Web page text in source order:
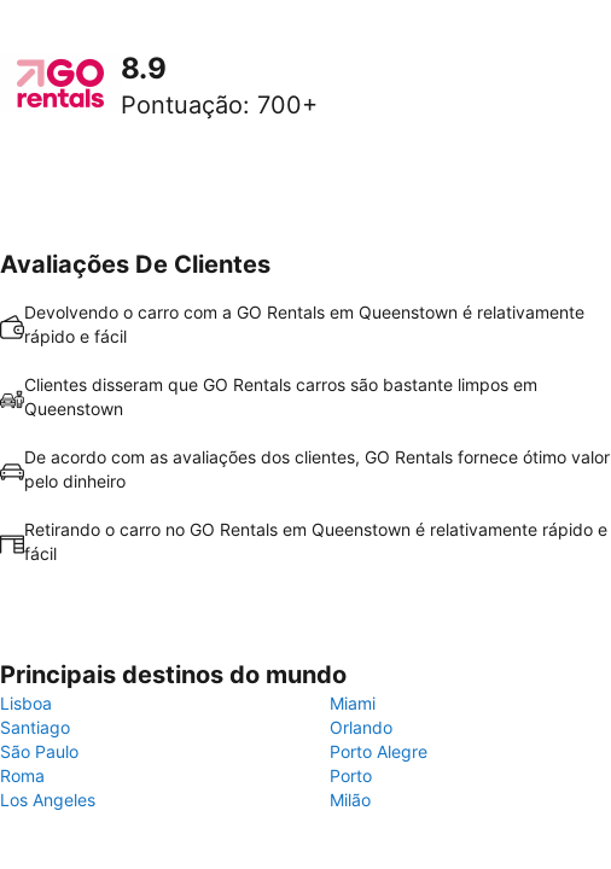
8.9
Pontuação: 700+
Avaliações De Clientes
Devolvendo o carro com a GO Rentals em Queenstown é relativamente
rápido e fácil
Clientes disseram que GO Rentals carros são bastante limpos em
Queenstown
De acordo com as avaliações dos clientes, GO Rentals fornece ótimo valor
pelo dinheiro
Retirando o carro no GO Rentals em Queenstown é relativamente rápido e
fácil
Principais destinos do mundo
Lisboa
Miami
Santiago
Orlando
São Paulo
Porto Alegre
Roma
Porto
Los Angeles
Milão